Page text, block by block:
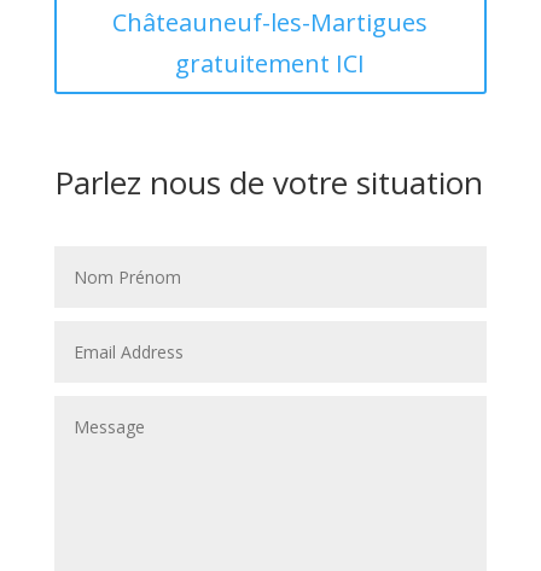
Châteauneuf-les-Martigues
gratuitement ICI
Parlez nous de votre situation